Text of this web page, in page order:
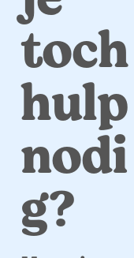
toch
hulp
nodi
g?